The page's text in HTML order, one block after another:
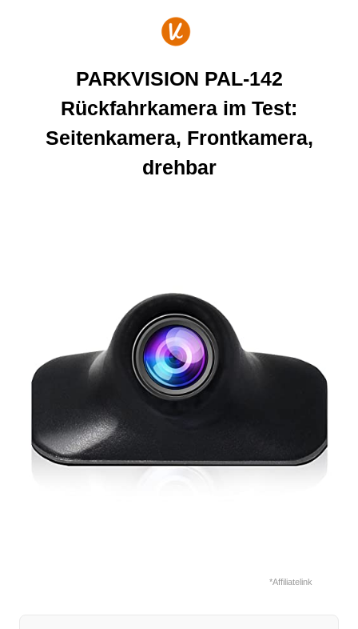
PARKVISION PAL-142
Rückfahrkamera im Test:
Seitenkamera, Frontkamera,
drehbar
*Affiliatelink